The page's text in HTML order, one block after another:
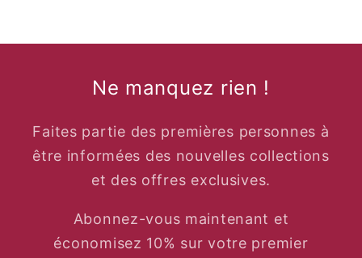
Ne manquez rien !
Faites partie des premières personnes à
être informées des nouvelles collections
et des offres exclusives.
Abonnez-vous maintenant et
économisez 10% sur votre premier